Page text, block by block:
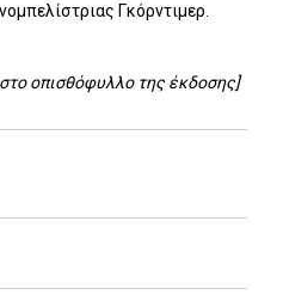
Γκόρντιμερ.
οπισθόφυλλο της έκδοσης]